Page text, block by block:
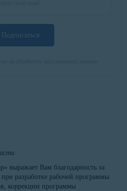
Подписаться
выражает Вам благодарность за
разработке рабочей программы
коррекции программы